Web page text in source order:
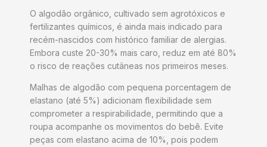
O algodão orgânico, cultivado sem agrotóxicos e
fertilizantes químicos, é ainda mais indicado para
recém-nascidos com histórico familiar de alergias.
Embora custe 20-30% mais caro, reduz em até 80%
o risco de reações cutâneas nos primeiros meses.
Malhas de algodão com pequena porcentagem de
elastano (até 5%) adicionam flexibilidade sem
comprometer a respirabilidade, permitindo que a
roupa acompanhe os movimentos do bebê. Evite
peças com elastano acima de 10%, pois podem